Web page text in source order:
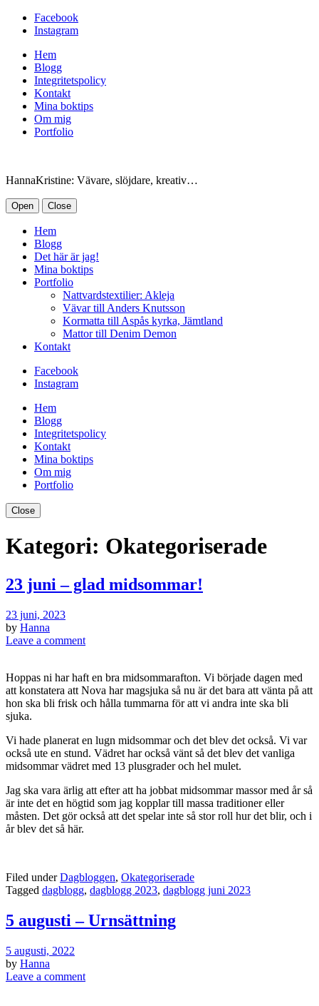
Facebook
Instagram
Hem
Blogg
Integritetspolicy
Kontakt
Mina boktips
Om mig
Portfolio
HannaKristine: Vävare, slöjdare, kreativ…
Open Close
Hem
Blogg
Det här är jag!
Mina boktips
Portfolio
Nattvardstextilier: Akleja
Vävar till Anders Knutsson
Kormatta till Aspås kyrka, Jämtland
Mattor till Denim Demon
Kontakt
Facebook
Instagram
Hem
Blogg
Integritetspolicy
Kontakt
Mina boktips
Om mig
Portfolio
Close
Kategori: Okategoriserade
23 juni – glad midsommar!
23 juni, 2023
by Hanna
Leave a comment
Hoppas ni har haft en bra midsommarafton. Vi började dagen med
att konstatera att Nova har magsjuka så nu är det bara att vänta på att
hon ska bli frisk och hålla tummarna för att vi andra inte ska bli
sjuka.
Vi hade planerat en lugn midsommar och det blev det också. Vi var
också ute en stund. Vädret har också vänt så det blev det vanliga
midsommar vädret med 13 plusgrader och hel mulet.
Jag ska vara ärlig att efter att ha jobbat midsommar massor med år så
är inte det en högtid som jag kopplar till massa traditioner eller
måsten. Det gör också att det spelar inte så stor roll hur det blir, och i
år blev det så här.
Filed underDagbloggen, Okategoriserade
Tagged dagblogg, dagblogg 2023, dagblogg juni 2023
5 augusti – Urnsättning
5 augusti, 2022
by Hanna
Leave a comment